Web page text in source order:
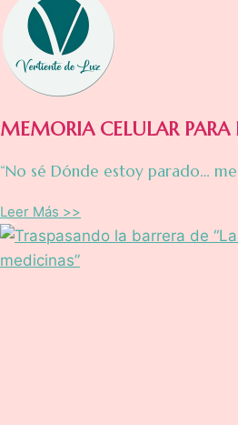
MEMORIA CELULAR
“No sé Dónde estoy parado…
Leer Más >>